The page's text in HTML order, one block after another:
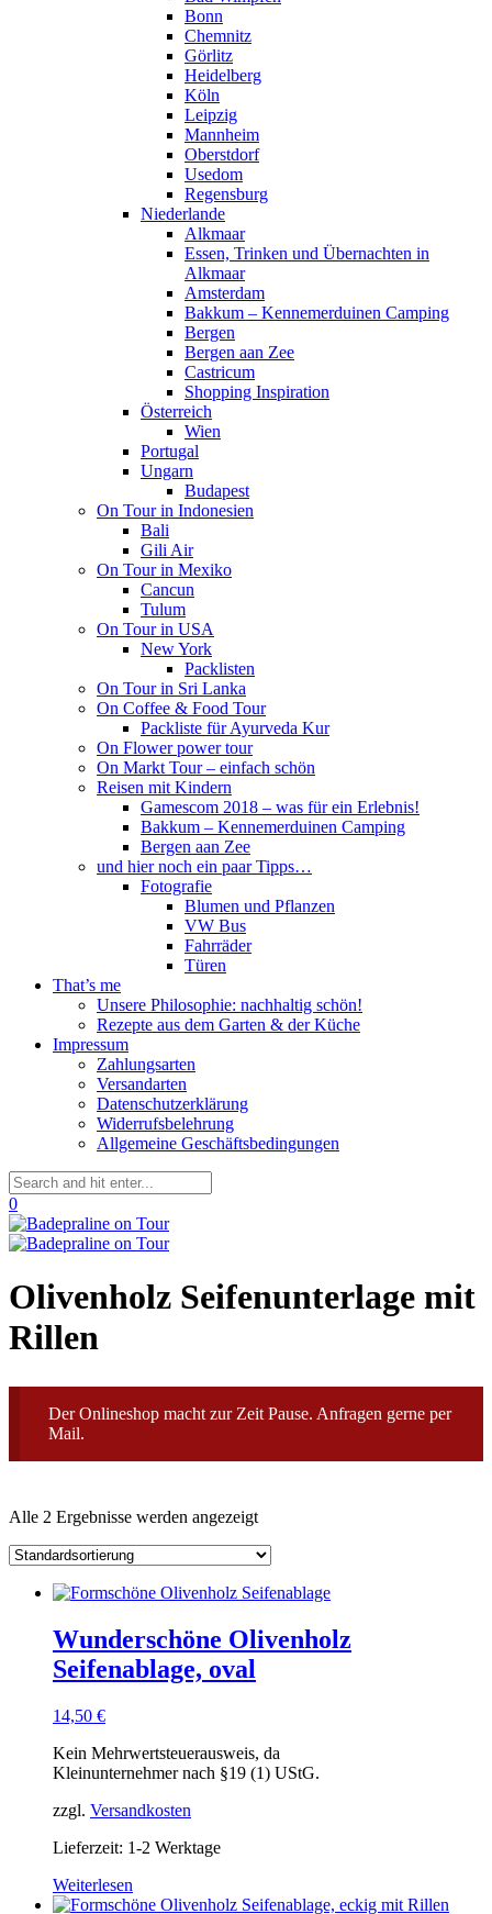
Bonn
Chemnitz
Görlitz
Heidelberg
Köln
Leipzig
Mannheim
Oberstdorf
Usedom
Regensburg
Niederlande
Alkmaar
Essen, Trinken und Übernachten in
Alkmaar
Amsterdam
Bakkum – Kennemerduinen Camping
Bergen
Bergen aan Zee
Castricum
Shopping Inspiration
Österreich
Wien
Portugal
Ungarn
Budapest
On Tour in Indonesien
Bali
Gili Air
On Tour in Mexiko
Cancun
Tulum
On Tour in USA
New York
Packlisten
On Tour in Sri Lanka
On Coffee & Food Tour
Packliste für Ayurveda Kur
On Flower power tour
On Markt Tour – einfach schön
Reisen mit Kindern
Gamescom 2018 – was für ein Erlebnis!
Bakkum – Kennemerduinen Camping
Bergen aan Zee
und hier noch ein paar Tipps…
Fotografie
Blumen und Pflanzen
VW Bus
Fahrräder
Türen
That’s me
Unsere Philosophie: nachhaltig schön!
Rezepte aus dem Garten & der Küche
Impressum
Zahlungsarten
Versandarten
Datenschutzerklärung
Widerrufsbelehrung
Allgemeine Geschäftsbedingungen
0
Olivenholz Seifenunterlage mit
Rillen
Der Onlineshop macht zur Zeit Pause. Anfragen gerne per
Mail.
Alle 2 Ergebnisse werden angezeigt
Wunderschöne Olivenholz
Seifenablage, oval
14,50 €
Kein Mehrwertsteuerausweis, da
Kleinunternehmer nach §19 (1) UStG.
zzgl. Versandkosten
Lieferzeit: 1-2 Werktage
Weiterlesen